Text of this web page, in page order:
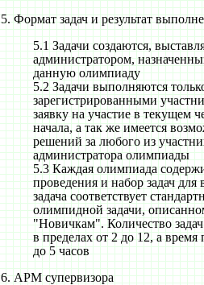
5. Формат задач и результат
5.1 Задачи создаются,
администратором,
данную олимпиаду
5.2 Задачи выполняются
зарегистрированными
заявку на участие в текущем
начала, а так же имеется
решений за любого из
администратора олимпиады
5.3 Каждая олимпиада
проведения и набор задач
задача соответствует
олимпидной задачи,
"Новичкам". Количество
в пределах от 2 до 12, а время
до 5 часов
6. АРМ супервизора